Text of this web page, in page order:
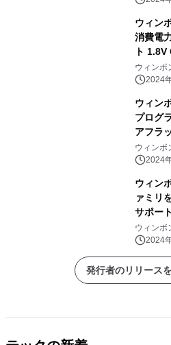
ウィン
消費電
ト
表
ウィンボ
2024
ウィン
プログ
アフラ
アプロ
ウィンボ
2024
ウィン
ァミリ
サポー
管理に
ウィンボ
2024
発行者のリリース